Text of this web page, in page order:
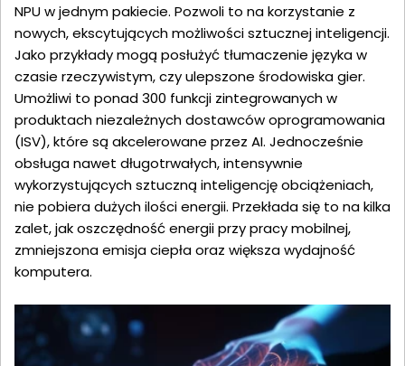
NPU w jednym pakiecie. Pozwoli to na korzystanie z
nowych, ekscytujących możliwości sztucznej inteligencji.
Jako przykłady mogą posłużyć tłumaczenie języka w
czasie rzeczywistym, czy ulepszone środowiska gier.
Umożliwi to ponad 300 funkcji zintegrowanych w
produktach niezależnych dostawców oprogramowania
(ISV), które są akcelerowane przez AI. Jednocześnie
obsługa nawet długotrwałych, intensywnie
wykorzystujących sztuczną inteligencję obciążeniach,
nie pobiera dużych ilości energii. Przekłada się to na kilka
zalet, jak oszczędność energii przy pracy mobilnej,
zmniejszona emisja ciepła oraz większa wydajność
komputera.